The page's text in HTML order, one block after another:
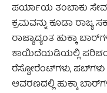
ಪರ್ಯಾಯ ತಂಬಾಕು
ಕ್ರಮವನ್ನು ಕೂಡಾ ರಾಜ್ಯ
ರಾಜ್ಯಾದ್ಯಂತ ಹುಕ್ಕಾ
ಕಾಯಿದೆಯಡಿಯಲ್ಲಿ
ರೆಸ್ಟೋರೆಂಟ್‌ಗಳು,
ಆವರಣದಲ್ಲಿ ಹುಕ್ಕಾ